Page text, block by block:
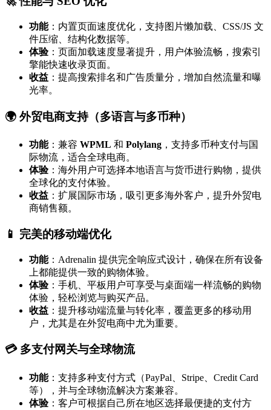
功能：内置页面速度优化，支持图片懒加载、CSS/JS 文
件压缩、结构化数据等。
体验：页面加载速度显著提升，用户体验流畅，搜索引
擎能快速收录页面。
收益 ：提高搜索排名和广告质量分，增加自然流量和曝
光率。
🌍 外贸电商支持（多语言与多币种）
功能：兼容 WPML 和 Polylang ，支持多币种支付与国
际物流，适合全球电商。
体验：海外用户可选择本地语言与货币进行购物，提供
全球化的支付体验。
收益 ：扩展国际市场，吸引更多海外客户，提升外贸电
商销售额。
📱 完美的移动端优化
功能：Adrenalin 提供完全响应式设计，确保在所有设备
上都能提供一致的购物体验。
体验：手机、平板用户可享受与桌面端一样流畅的购物
体验，轻松浏览与购买产品。
收益 ：提升移动端流量与转化率，覆盖更多的移动用
户，尤其是在外贸电商中尤为重要。
💳 多支付网关与全球物流
功能：支持多种支付方式（PayPal、Stripe、Credit Card
等），并与全球物流解决方案兼容。
体验：客户可根据自己所在地区选择最便捷的支付方